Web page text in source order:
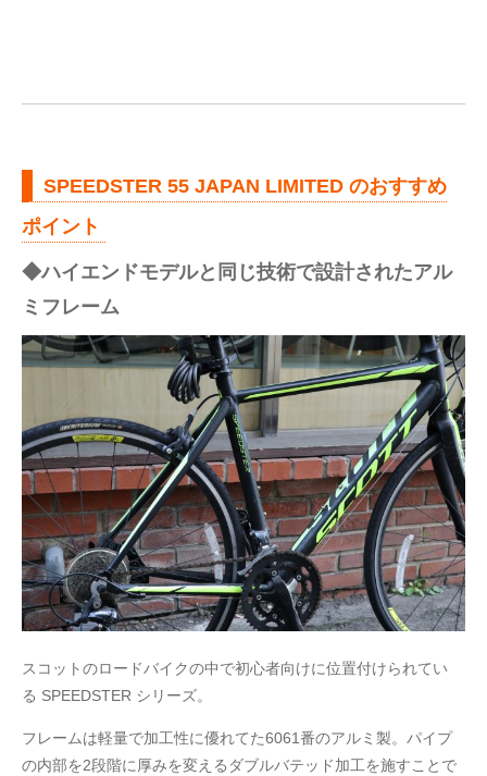
SPEEDSTER 55 JAPAN LIMITED のおすすめ
ポイント
◆ハイエンドモデルと同じ技術で設計されたアル
ミフレーム
スコットのロードバイクの中で初心者向けに位置付けられてい
る SPEEDSTER シリーズ。
フレームは軽量で加工性に優れてた6061番のアルミ製。パイプ
の内部を2段階に厚みを変えるダブルバテッド加工を施すことで